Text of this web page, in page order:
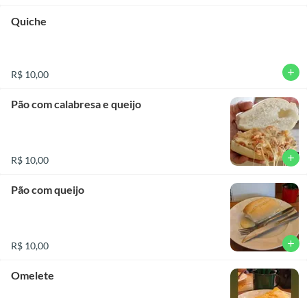
Quiche
R$ 10,00 add
Pão com calabresa e queijo
R$ 10,00 add
Pão com queijo
R$ 10,00 add
Omelete